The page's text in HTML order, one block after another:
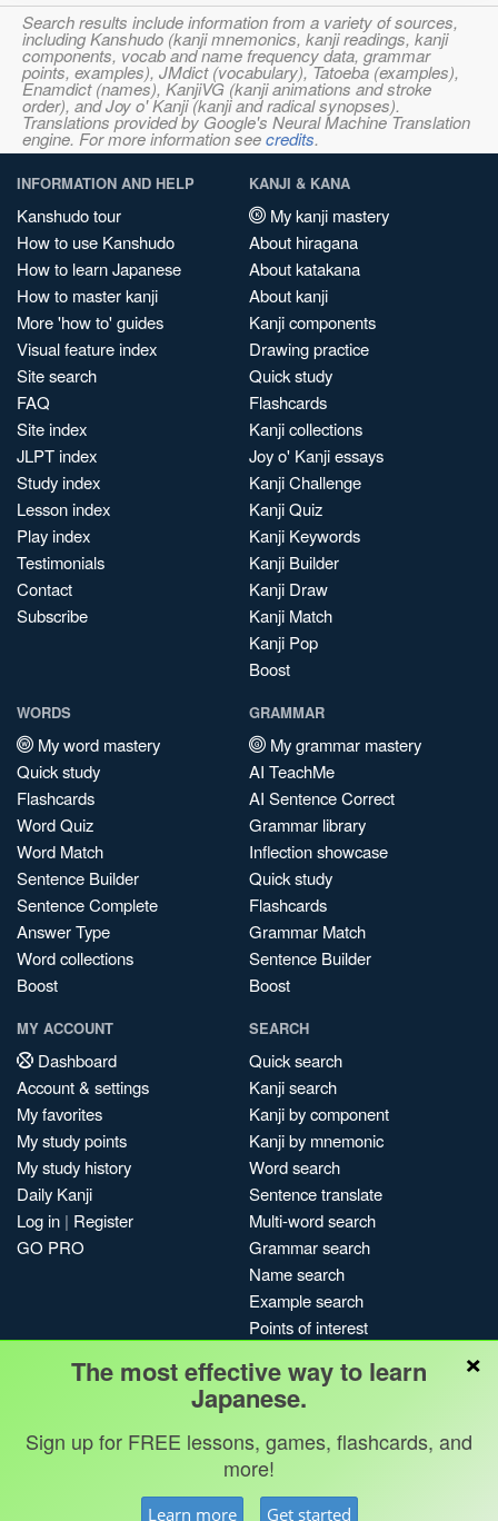
Search results include information from a variety of sources,
including Kanshudo (kanji mnemonics, kanji readings, kanji
components, vocab and name frequency data, grammar
points, examples), JMdict (vocabulary), Tatoeba (examples),
Enamdict (names), KanjiVG (kanji animations and stroke
order), and Joy o' Kanji (kanji and radical synopses).
Translations provided by Google's Neural Machine Translation
engine. For more information seecredits.
INFORMATION AND HELP
Kanshudo tour
How to use Kanshudo
How to learn Japanese
How to master kanji
More 'how to' guides
Visual feature index
Site search
FAQ
Site index
JLPT index
Study index
Lesson index
Play index
Testimonials
Contact
Subscribe
KANJI & KANA
My kanji mastery
About hiragana
About katakana
About kanji
Kanji components
Drawing practice
Quick study
Flashcards
Kanji collections
Joy o' Kanji essays
Kanji Challenge
Kanji Quiz
Kanji Keywords
Kanji Builder
Kanji Draw
Kanji Match
Kanji Pop
Boost
WORDS
My word mastery
Quick study
Flashcards
Word Quiz
Word Match
Sentence Builder
Sentence Complete
Answer Type
Word collections
Boost
GRAMMAR
My grammar mastery
AI TeachMe
AI Sentence Correct
Grammar library
Inflection showcase
Quick study
Flashcards
Grammar Match
Sentence Builder
Boost
MY ACCOUNT
Dashboard
Account & settings
My favorites
My study points
My study history
Daily Kanji
Log in | Register
GO PRO
SEARCH
Quick search
Kanji search
Kanji by component
Kanji by mnemonic
Word search
Sentence translate
Multi-word search
Grammar search
Name search
Example search
Points of interest
My search history
Search index
Blog
Jobs & opportunities Privacy Credits
Copyright ©
×
The most effective way to learn
Japanese.
Sign up for FREE lessons, games, flashcards, and
more!
Learn more Get started